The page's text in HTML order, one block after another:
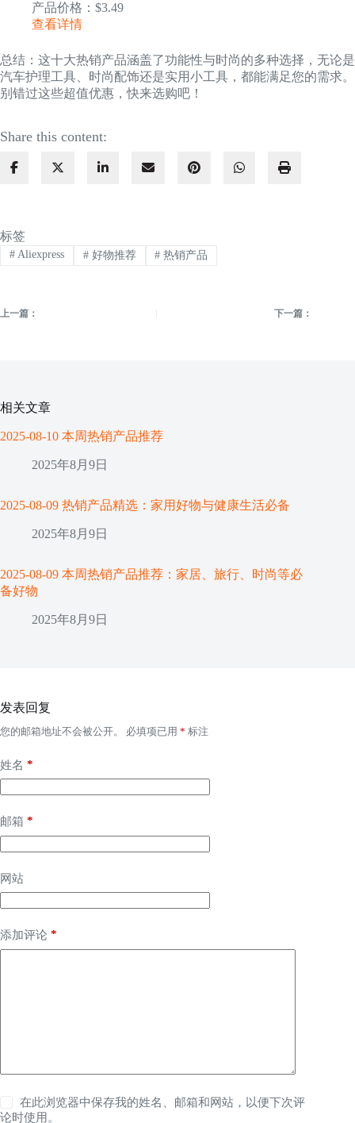
产品价格：$3.49
查看详情
总结：这十大热销产品涵盖了功能性与时尚的多种选择，无论是
汽车护理工具、时尚配饰还是实用小工具，都能满足您的需求。
别错过这些超值优惠，快来选购吧！
Share this content:
标签
#Aliexpress #好物推荐 # 热销产品
上一篇： 下一篇：
相关文章
2025-08-10 本周热销产品推荐
2025年8月9日
2025-08-09 热销产品精选：家用好物与健康生活必备
2025年8月9日
2025-08-09 本周热销产品推荐：家居、旅行、时尚等必
备好物
2025年8月9日
发表回复
您的邮箱地址不会被公开。 必填项已用 * 标注
姓名 *
邮箱 *
网站
添加评论 *
在此浏览器中保存我的姓名、邮箱和网站，以便下次评
论时使用。